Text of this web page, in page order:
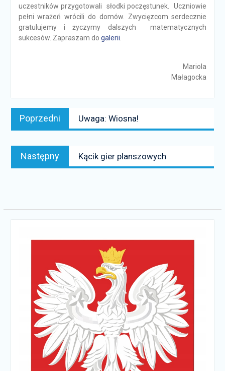
uczestników przygotowali słodki poczęstunek. Uczniowie
pełni wrażeń wrócili do domów. Zwycięzcom serdecznie
gratulujemy i życzymy dalszych matematycznych
sukcesów. Zapraszam do galerii
Mariola
Małagocka
Nawigacja
wpisu
Poprzedni
news:
Uwaga: Wiosna!
Następny
news:
Kącik gier planszowych